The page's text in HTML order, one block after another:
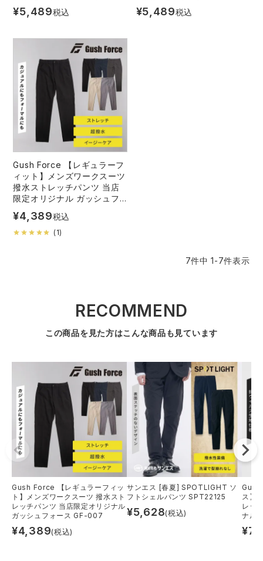
¥5,489税込 ¥5,489税込
Gush Force 【レギュラーフ
ィット】メンズワークスーツ
撥水ストレッチパンツ 当店
限定オリジナル ガッシュフ
¥4,389税込
(1)
7件中 1-7件表示
RECOMMEND
この商品を見た方はこんな商品も見ています
Gush Force 【レギュラーフィッ
ト】メンズワークスーツ 撥水スト
レッチパンツ 当店限定オリジナル
ガッシュフォース GF-007
¥4,389(税込)
サンエス [春夏] SPOTLIGHT ソ
フトシェルパンツ SPT22125
¥5,628(税込)
Gush
ス】
レッ
ナル
¥